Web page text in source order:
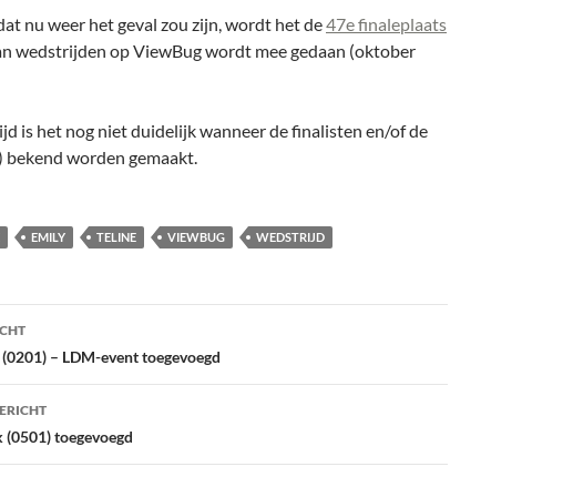
nu weer het geval zou zijn, wordt het de47e finaleplaats
wedstrijden op ViewBug wordt mee gedaan (oktober
is het nog niet duidelijk wanneer de finalisten en/of de
bekend worden gemaakt.
EMILY TELINE VIEWBUG WEDSTRIJD
– LDM-event toegevoegd
(0501) toegevoegd